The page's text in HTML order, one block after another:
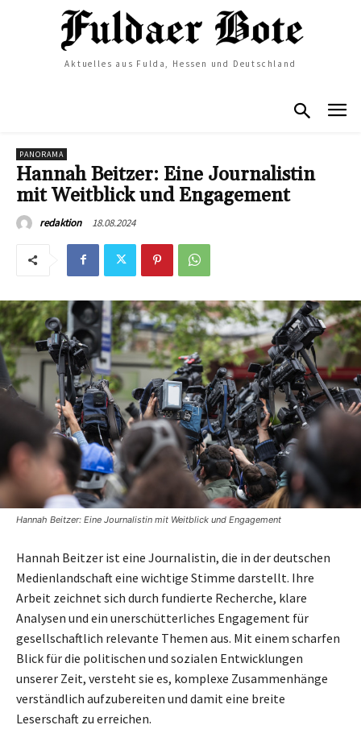
Aktuelles aus Fulda, Hessen und Deutschland
PANORAMA
Hannah Beitzer: Eine Journalistin
mit Weitblick und Engagement
redaktion 18.08.2024
Hannah Beitzer: Eine Journalistin mit Weitblick und Engagement
Hannah Beitzer ist eine Journalistin, die in der deutschen
Medienlandschaft eine wichtige Stimme darstellt. Ihre
Arbeit zeichnet sich durch fundierte Recherche, klare
Analysen und ein unerschütterliches Engagement für
gesellschaftlich relevante Themen aus. Mit einem scharfen
Blick für die politischen und sozialen Entwicklungen
unserer Zeit, versteht sie es, komplexe Zusammenhänge
verständlich aufzubereiten und damit eine breite
Leserschaft zu erreichen.